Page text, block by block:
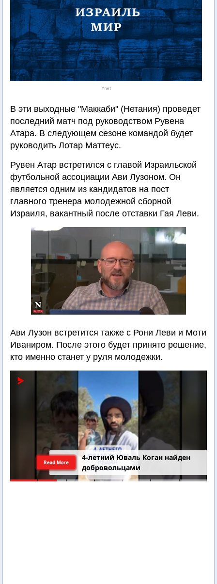
Ynet
В эти выходные "Маккаби" (Нетания) проведет
последний матч под руководством Рувена
Атара. В следующем сезоне командой будет
руководить Лотар Маттеус.
Рувен Атар встретился с главой Израильской
футбольной ассоциации Ави Лузоном. Он
является одним из кандидатов на пост
главного тренера молодежной сборной
Израиля, вакантный после отставки Гая Леви.
Ави Лузон встретится также с Рони Леви и Моти
Иваниром. После этого будет принято решение,
кто именно станет у руля молодежки.
4-летний Юваль Коган найден
добровольцами
Read More